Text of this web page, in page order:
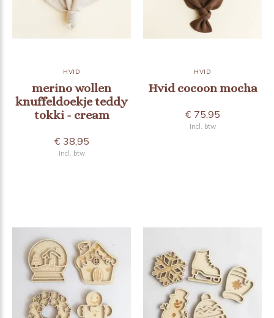
HVID
merino wollen
knuffeldoekje teddy
tokki - cream
€ 38,95
Incl. btw
HVID
Hvid cocoon mocha
€ 75,95
Incl. btw